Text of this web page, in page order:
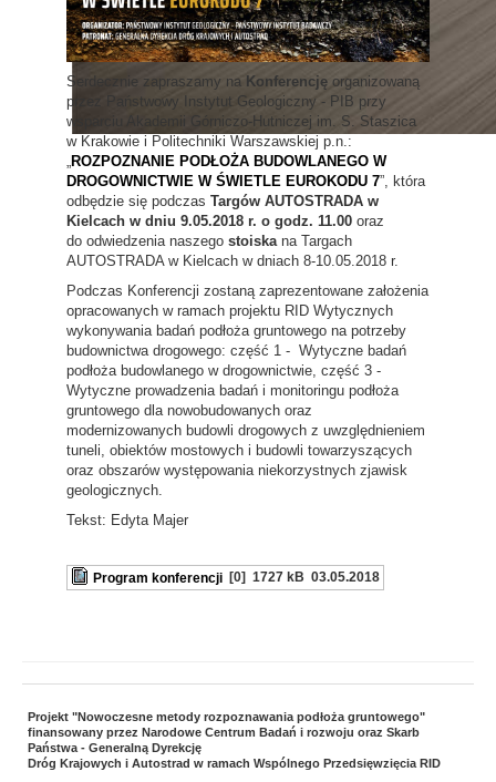
Serdecznie zapraszamy na Konferencję organizowaną
przez Państwowy Instytut Geologiczny - PIB przy
wsparciu Akademii Górniczo-Hutniczej im. S. Staszica
w Krakowie i Politechniki Warszawskiej p.n.:
ROZPOZNANIE PODŁOŻA BUDOWLANEGO W
DROGOWNICTWIE W ŚWIETLE EUROKODU 7”, która
odbędzie się podczas Targów AUTOSTRADA w
Kielcach w dniu 9.05.2018 r. o godz. 11.00 oraz
do odwiedzenia naszego stoiska na Targach
AUTOSTRADA w Kielcach w dniach 8-10.05.2018 r.
Podczas Konferencji zostaną zaprezentowane założenia
opracowanych w ramach projektu RID Wytycznych
wykonywania badań podłoża gruntowego na potrzeby
budownictwa drogowego: część 1 - Wytyczne badań
podłoża budowlanego w drogownictwie, część 3 -
Wytyczne prowadzenia badań i monitoringu podłoża
gruntowego dla nowobudowanych oraz
modernizowanych budowli drogowych z uwzględnieniem
tuneli, obiektów mostowych i budowli towarzyszących
oraz obszarów występowania niekorzystnych zjawisk
geologicznych.
Tekst: Edyta Majer
Program konferencji [0] 1727 kB 03.05.2018
Projekt "Nowoczesne metody rozpoznawania podłoża gruntowego"
finansowany przez Narodowe Centrum Badań i rozwoju oraz Skarb
Państwa - Generalną Dyrekcję
Dróg Krajowych i Autostrad w ramach Wspólnego Przedsięwzięcia RID